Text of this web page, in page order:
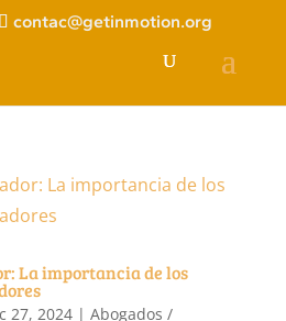
contac@getinmotion.org
La importancia de los
27, 2024| Abogados /